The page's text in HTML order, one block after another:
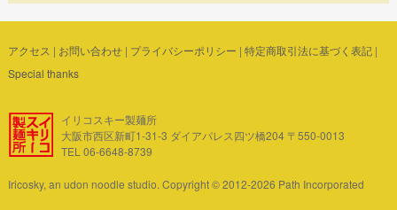
アクセス | お問い合わせ| プライバシーポリシー | 特定商取引法に基づく表記|
Special thanks
イリコスキー製麺所
大阪市西区新町1-31-3 ダイアパレス四ツ橋204 〒550-0013
TEL 06-6648-8739
Iricosky, an udon noodle studio. Copyright © 2012-2026 Path Incorporated